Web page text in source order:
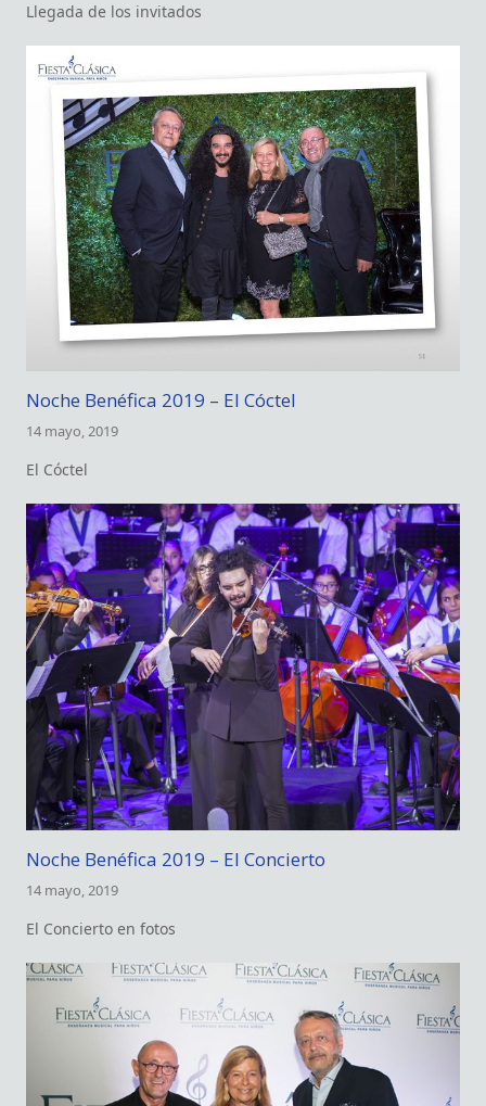
Llegada de los invitados
Noche Benéfica 2019 – El Cóctel
14 mayo, 2019
El Cóctel
Noche Benéfica 2019 – El Concierto
14 mayo, 2019
El Concierto en fotos